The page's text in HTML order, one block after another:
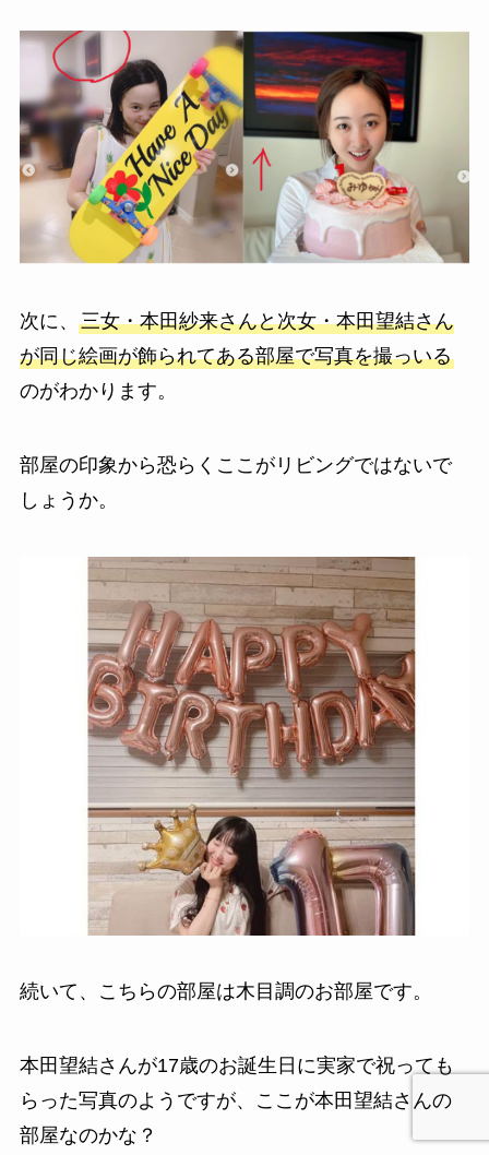
次に、 三女・本田紗来さんと次女・本田望結さん
が同じ絵画が飾られてある部屋で写真を撮っいる
のがわかります。
部屋の印象から恐らくここがリビングではないで
しょうか。
続いて、こちらの部屋は木目調のお部屋です。
本田望結さんが17歳のお誕生日に実家で祝っても
らった写真のようですが、ここが本田望結さんの
部屋なのかな？